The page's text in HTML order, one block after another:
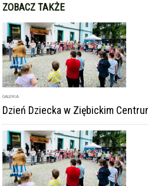
ZOBACZ TAKŻE
GALERIA
Dzień Dziecka w Ziębickim